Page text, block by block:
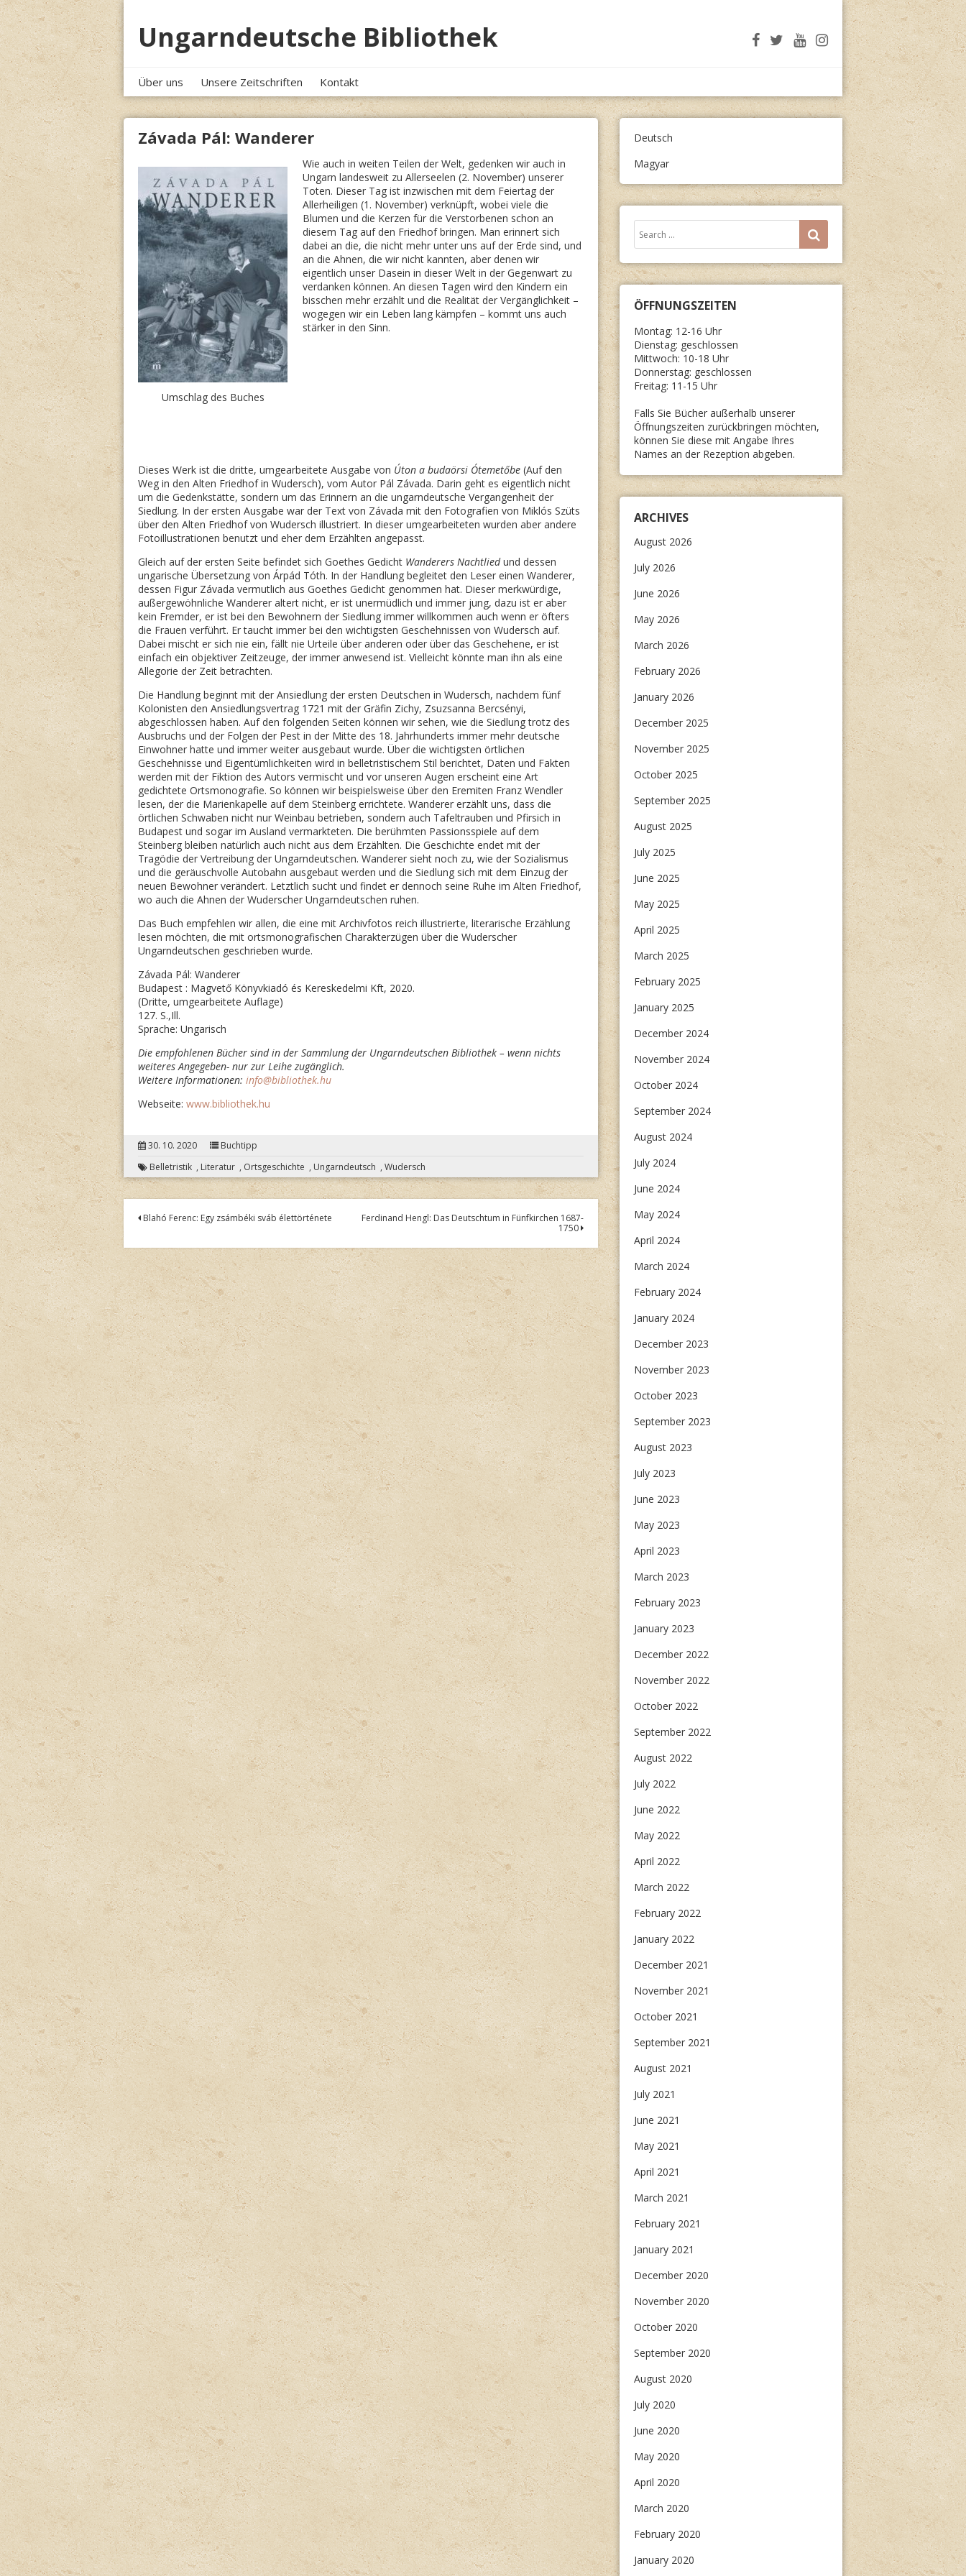
Skip
Ungarndeutsche Bibliothek
Über uns Unsere Zeitschriften Kontakt
Závada Pál: Wanderer
Umschlag des Buches
Wie auch in weiten Teilen der Welt, gedenken wir auch in
Ungarn landesweit zu Allerseelen (2. November) unserer
Toten. Dieser Tag ist inzwischen mit dem Feiertag der
Allerheiligen (1. November) verknüpft, wobei viele die
Blumen und die Kerzen für die Verstorbenen schon an
diesem Tag auf den Friedhof bringen. Man erinnert sich
dabei an die, die nicht mehr unter uns auf der Erde sind, und
an die Ahnen, die wir nicht kannten, aber denen wir
eigentlich unser Dasein in dieser Welt in der Gegenwart zu
verdanken können. An diesen Tagen wird den Kindern ein
bisschen mehr erzählt und die Realität der Vergänglichkeit –
wogegen wir ein Leben lang kämpfen – kommt uns auch
stärker in den Sinn.
Dieses Werk ist die dritte, umgearbeitete Ausgabe von Úton a budaörsi Ótemetőbe (Auf den
Weg in den Alten Friedhof in Wudersch), vom Autor Pál Závada. Darin geht es eigentlich nicht
um die Ge­denk­stät­te, sondern um das Erinnern an die ungarndeutsche Vergangenheit der
Siedlung. In der ersten Ausgabe war der Text von Závada mit den Fotografien von Miklós Szüts
über den Alten Friedhof von Wudersch illustriert. In dieser umgearbeiteten wurden aber andere
Fotoillustrationen benutzt und eher dem Erzählten angepasst.
Gleich auf der ersten Seite befindet sich Goethes Gedicht Wanderers Nachtliedund dessen
ungarische Übersetzung von Árpád Tóth. In der Handlung begleitet den Leser einen Wanderer,
dessen Figur Závada vermutlich aus Goethes Gedicht genommen hat. Dieser merkwürdige,
außergewöhnliche Wanderer altert nicht, er ist unermüdlich und immer jung, dazu ist er aber
kein Fremder, er ist bei den Bewohnern der Siedlung immer willkommen auch wenn er öfters
die Frauen verführt. Er taucht immer bei den wichtigsten Geschehnissen von Wudersch auf.
Dabei mischt er sich nie ein, fällt nie Urteile über anderen oder über das Geschehene, er ist
einfach ein objektiver Zeitzeuge, der immer anwesend ist. Vielleicht könnte man ihn als eine
Allegorie der Zeit betrachten.
Die Handlung beginnt mit der Ansiedlung der ersten Deutschen in Wudersch, nachdem fünf
Kolonisten den Ansiedlungsvertrag 1721 mit der Gräfin Zichy, Zsuzsanna Bercsényi,
abgeschlossen haben. Auf den folgenden Seiten können wir sehen, wie die Siedlung trotz des
Ausbruchs und der Folgen der Pest in der Mitte des 18. Jahrhunderts immer mehr deutsche
Einwohner hatte und immer weiter ausgebaut wurde. Über die wichtigsten örtlichen
Geschehnisse und Eigentümlichkeiten wird in belletristischem Stil berichtet, Daten und Fakten
werden mit der Fiktion des Autors vermischt und vor unseren Augen erscheint eine Art
gedichtete Ortsmonografie. So können wir beispielsweise über den Eremiten Franz Wendler
lesen, der die Marienkapelle auf dem Steinberg errichtete. Wanderer erzählt uns, dass die
örtlichen Schwaben nicht nur Weinbau betrieben, sondern auch Tafeltrauben und Pfirsich in
Budapest und sogar im Ausland vermarkteten. Die berühmten Passionsspiele auf dem
Steinberg bleiben natürlich auch nicht aus dem Erzählten. Die Geschichte endet mit der
Tragödie der Vertreibung der Ungarndeutschen. Wanderer sieht noch zu, wie der Sozialismus
und die geräuschvolle Autobahn ausgebaut werden und die Siedlung sich mit dem Einzug der
neuen Bewohner verändert. Letztlich sucht und findet er dennoch seine Ruhe im Alten Friedhof,
wo auch die Ahnen der Wuderscher Ungarndeutschen ruhen.
Das Buch empfehlen wir allen, die eine mit Archivfotos reich illustrierte, literarische Erzählung
lesen möchten, die mit ortsmonografischen Charakterzügen über die Wuderscher
Ungarndeutschen geschrieben wurde.
Závada Pál: Wanderer
Budapest : Magvető Könyvkiadó és Kereskedelmi Kft, 2020.
(Dritte, umgearbeitete Auflage)
127. S.,Ill.
Sprache: Ungarisch
Die empfohlenen Bücher sind in der Sammlung der Ungarndeutschen Bibliothek – wenn nichts
weiteres Angegeben- nur zur Leihe zugänglich.
Weitere Informationen: info@bibliothek.hu
Webseite: www.bibliothek.hu
30. 10. 2020
Buchtipp
Belletristik , Literatur , Ortsgeschichte , Ungarndeutsch , Wudersch
Post
Blahó Ferenc: Egy zsámbéki sváb élettörténete
Ferdinand Hengl: Das Deutschtum in Fünfkirchen 1687-
1750
Deutsch
Magyar
Search
for:
SEARCH
ÖFFNUNGSZEITEN
Montag: 12-16 Uhr
Dienstag: geschlossen
Mittwoch: 10-18 Uhr
Donnerstag: geschlossen
Freitag: 11-15 Uhr
Falls Sie Bücher außerhalb unserer
Öffnungszeiten zurückbringen möchten,
können Sie diese mit Angabe Ihres
Names an der Rezeption abgeben.
ARCHIVES
August 2026
July 2026
June 2026
May 2026
March 2026
February 2026
January 2026
December 2025
November 2025
October 2025
September 2025
August 2025
July 2025
June 2025
May 2025
April 2025
March 2025
February 2025
January 2025
December 2024
November 2024
October 2024
September 2024
August 2024
July 2024
June 2024
May 2024
April 2024
March 2024
February 2024
January 2024
December 2023
November 2023
October 2023
September 2023
August 2023
July 2023
June 2023
May 2023
April 2023
March 2023
February 2023
January 2023
December 2022
November 2022
October 2022
September 2022
August 2022
July 2022
June 2022
May 2022
April 2022
March 2022
February 2022
January 2022
December 2021
November 2021
October 2021
September 2021
August 2021
July 2021
June 2021
May 2021
April 2021
March 2021
February 2021
January 2021
December 2020
November 2020
October 2020
September 2020
August 2020
July 2020
June 2020
May 2020
April 2020
March 2020
February 2020
January 2020